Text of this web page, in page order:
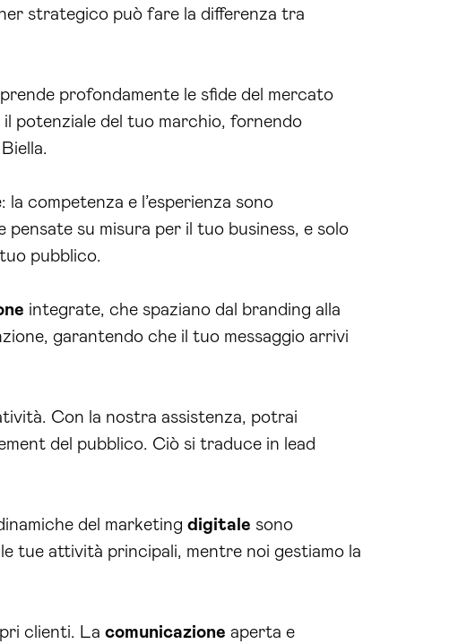
strategico può fare la differenza tra
profondamente le sfide del mercato
il potenziale del tuo marchio, fornendo
competenza e l’esperienza sono
pensate su misura per il tuo business, e solo
pubblico.
integrate, che spaziano dal branding alla
garantendo che il tuo messaggio arrivi
Con la nostra assistenza, potrai
del pubblico. Ciò si traduce in lead
del marketing digitale sono
tue attività principali, mentre noi gestiamo la
clienti. La comunicazione aperta e